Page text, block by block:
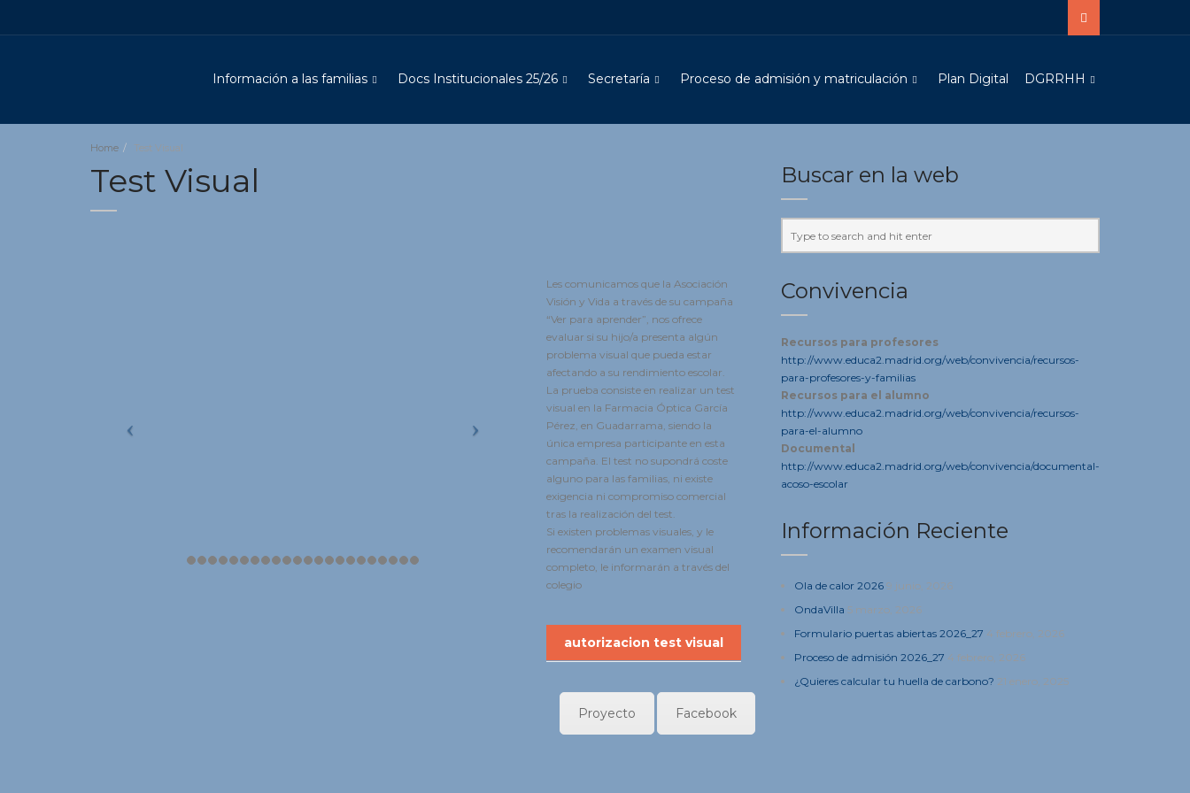
Información a las familias Docs Institucionales 25/26 Secretaría Proceso de admisión y matriculación Plan Digital DGRRHH
Home Test Visual
Test Visual
Les comunicamos que la Asociación
Visión y Vida a través de su campaña
“Ver para aprender”, nos ofrece
evaluar si su hijo/a presenta algún
problema visual que pueda estar
afectando a su rendimiento escolar.
La prueba consiste en realizar un test
visual en la Farmacia Óptica García
Pérez, en Guadarrama, siendo la
única empresa participante en esta
campaña. El test no supondrá coste
alguno para las familias, ni existe
exigencia ni compromiso comercial
tras la realización del test.
Si existen problemas visuales, y le
recomendarán un examen visual
completo, le informarán a través del
colegio
autorizacion test visual
Proyecto Facebook
Buscar en la web
Convivencia
Recursos para profesores
http://www.educa2.madrid.org/web/convivencia/recursos-
para-profesores-y-familias
Recursos para el alumno
http://www.educa2.madrid.org/web/convivencia/recursos-
para-el-alumno
Documental
http://www.educa2.madrid.org/web/convivencia/documental-
acoso-escolar
Información Reciente
Ola de calor 2026 9 junio, 2026
OndaVilla 5 marzo, 2026
Formulario puertas abiertas 2026_27 4 febrero, 2026
Proceso de admisión 2026_27 4 febrero, 2026
¿Quieres calcular tu huella de carbono? 21 enero, 2025